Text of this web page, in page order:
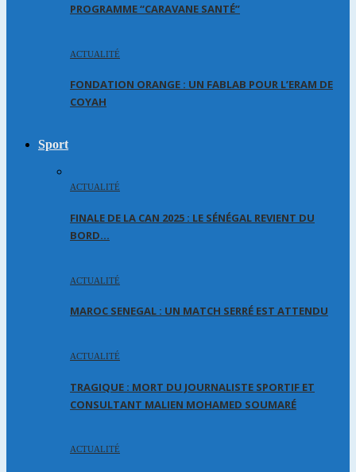
PROGRAMME “CARAVANE SANTÉ”
ACTUALITÉ
FONDATION ORANGE : UN FABLAB POUR L’ERAM DE
COYAH
Sport
ACTUALITÉ
FINALE DE LA CAN 2025 : LE SÉNÉGAL REVIENT DU
BORD…
ACTUALITÉ
MAROC SENEGAL : UN MATCH SERRÉ EST ATTENDU
ACTUALITÉ
TRAGIQUE : MORT DU JOURNALISTE SPORTIF ET
CONSULTANT MALIEN MOHAMED SOUMARÉ
ACTUALITÉ